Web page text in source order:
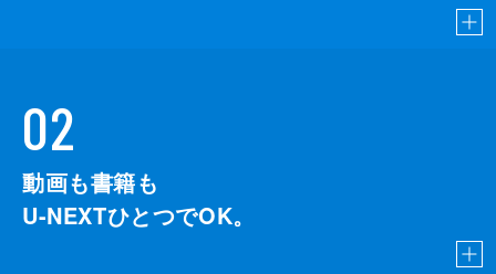
02
動画も書籍も
U-NEXTひとつでOK。